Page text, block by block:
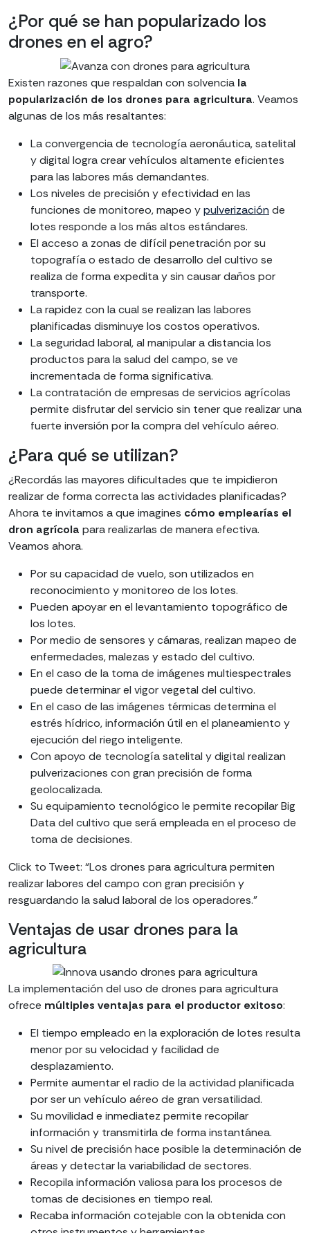
¿Por qué se han popularizado los
drones en el agro?
Existen razones que respaldan con solvencia la
popularización de los drones para agricultura. Veamos
algunas de los más resaltantes:
La convergencia de tecnología aeronáutica, satelital
y digital logra crear vehículos altamente eficientes
para las labores más demandantes.
Los niveles de precisión y efectividad en las
funciones de monitoreo, mapeo ypulverización de
lotes responde a los más altos estándares.
El acceso a zonas de difícil penetración por su
topografía o estado de desarrollo del cultivo se
realiza de forma expedita y sin causar daños por
transporte.
La rapidez con la cual se realizan las labores
planificadas disminuye los costos operativos.
La seguridad laboral, al manipular a distancia los
productos para la salud del campo, se ve
incrementada de forma significativa.
La contratación de empresas de servicios agrícolas
permite disfrutar del servicio sin tener que realizar una
fuerte inversión por la compra del vehículo aéreo.
¿Para qué se utilizan?
¿Recordás las mayores dificultades que te impidieron
realizar de forma correcta las actividades planificadas?
Ahora te invitamos a que imagines cómo emplearías el
dron agrícola para realizarlas de manera efectiva.
Veamos ahora.
Por su capacidad de vuelo, son utilizados en
reconocimiento y monitoreo de los lotes.
Pueden apoyar en el levantamiento topográfico de
los lotes.
Por medio de sensores y cámaras, realizan mapeo de
enfermedades, malezas y estado del cultivo.
En el caso de la toma de imágenes multiespectrales
puede determinar el vigor vegetal del cultivo.
En el caso de las imágenes térmicas determina el
estrés hídrico, información útil en el planeamiento y
ejecución del riego inteligente.
Con apoyo de tecnología satelital y digital realizan
pulverizaciones con gran precisión de forma
geolocalizada.
Su equipamiento tecnológico le permite recopilar Big
Data del cultivo que será empleada en el proceso de
toma de decisiones.
Click to Tweet: “Los drones para agricultura permiten
realizar labores del campo con gran precisión y
resguardando la salud laboral de los operadores.”
Ventajas de usar drones para la
agricultura
La implementación del uso de drones para agricultura
ofrece múltiples ventajas para el productor exitoso:
El tiempo empleado en la exploración de lotes resulta
menor por su velocidad y facilidad de
desplazamiento.
Permite aumentar el radio de la actividad planificada
por ser un vehículo aéreo de gran versatilidad.
Su movilidad e inmediatez permite recopilar
información y transmitirla de forma instantánea.
Su nivel de precisión hace posible la determinación de
áreas y detectar la variabilidad de sectores.
Recopila información valiosa para los procesos de
tomas de decisiones en tiempo real.
Recaba información cotejable con la obtenida con